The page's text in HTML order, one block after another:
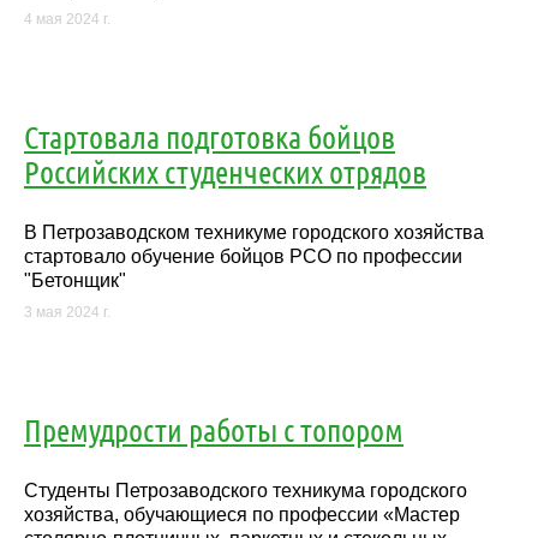
4 мая 2024 г.
Стартовала подготовка бойцов
Российских студенческих отрядов
В Петрозаводском техникуме городского хозяйства
стартовало обучение бойцов РСО по профессии
"Бетонщик"
3 мая 2024 г.
Премудрости работы с топором
Студенты Петрозаводского техникума городского
хозяйства, обучающиеся по профессии «Мастер